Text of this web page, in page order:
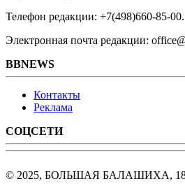
Телефон редакции: +7(498)660-85-00.
Электронная почта редакции:
BBNEWS
Контакты
Реклама
СОЦСЕТИ
© 2025, БОЛЬШАЯ БАЛАШИХА,